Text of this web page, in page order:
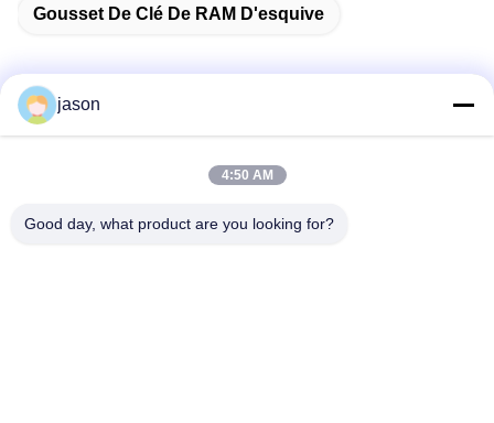
Gousset De Clé De RAM D'esquive
7089 secteur 201101 Changhaï Chine de Zhongchun Rd
jason
4:50 AM
Good day, what product are you looking for?